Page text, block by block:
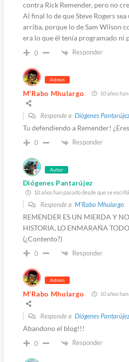
contra Rick Remender, pero no
Al final lo de que Steve Rogers
arriba, porque lo de Sam Wilson
era lo que él tenía programado ni
0 Responder
Admin
M'Rabo Mhulargo 10 años
Responde a Diógenes
Tu defendiendo a Remender!
0 Responder
Autor
Diógenes Pantarújez
10 años han pasado desde que se
Responde a M'Rabo Mhulargo
REMENDER ES UN MIERDA Y
HISTORIA, LO ENMARAÑA
(¿Contento?)
0 Responder
Admin
M'Rabo Mhulargo 10 años
Responde a Diógenes
Abandono el blog!!!
0 Responder